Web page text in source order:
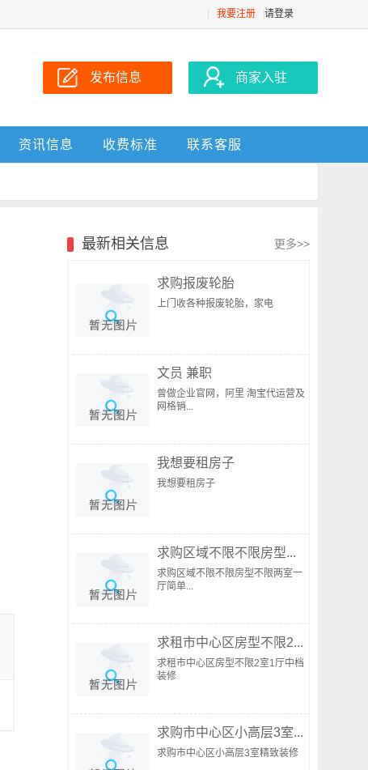
我要注册 请登录
发布信息 商家入驻
资讯信息 收费标准 联系客服
最新相关信息 更多>>
求购报废轮胎
上门收各种报废轮胎，家电
文员 兼职
曾做企业官网，阿里 淘宝代运营及
网格销...
我想要租房子
我想要租房子
求购区域不限不限房型...
求购区域不限不限房型不限两室一
厅简单...
求租市中心区房型不限2...
求租市中心区房型不限2室1厅中档
装修
求购市中心区小高层3室...
求购市中心区小高层3室精致装修